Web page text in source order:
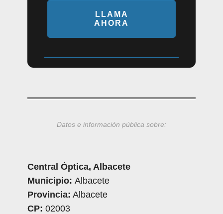
LLAMA
AHORA
Datos e información pública sobre:
Central Óptica, Albacete
Municipio: Albacete
Provincia: Albacete
CP: 02003